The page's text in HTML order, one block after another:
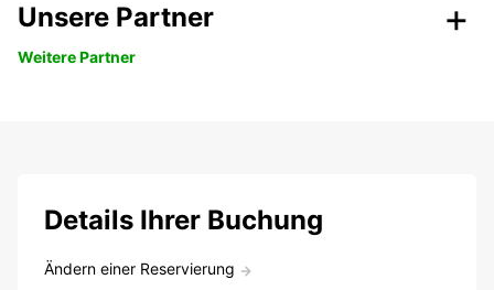
Unsere Partner
Weitere Partner
Details Ihrer Buchung
Ändern einer Reservierung